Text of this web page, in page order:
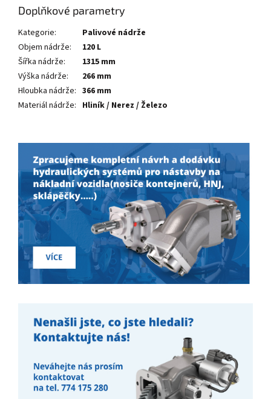
Doplňkové parametry
Kategorie:
Palivové nádrže
Objem nádrže:
120 L
Šířka nádrže:
1315 mm
Výška nádrže:
266 mm
Hloubka nádrže: 366 mm
Materiál nádrže: Hliník / Nerez / Železo